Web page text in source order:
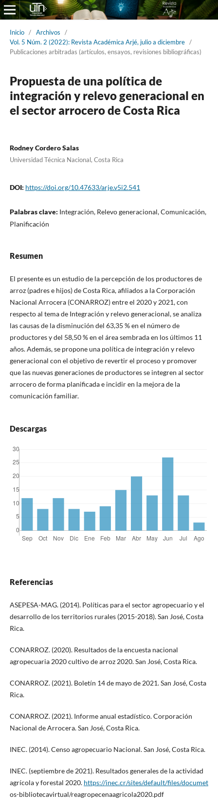
Inicio / Archivos
/
Vol. 5 Núm. 2 (2022): Revista Académica Arjé, julio a diciembre /
Publicaciones arbitradas (artículos, ensayos, revisiones bibliográficas)
Propuesta de una política de
integración y relevo generacional en
el sector arrocero de Costa Rica
Rodney Cordero Salas
Universidad Técnica Nacional, Costa Rica
DOI: https://doi.org/10.47633/arje.v5i2.541
Palabras clave: Integración, Relevo generacional, Comunicación,
Planificación
Resumen
El presente es un estudio de la percepción de los productores de
arroz (padres e hijos) de Costa Rica, afiliados a la Corporación
Nacional Arrocera (CONARROZ) entre el 2020 y 2021, con
respecto al tema de Integración y relevo generacional, se analiza
las causas de la disminución del 63,35 % en el número de
productores y del 58,50 % en el área sembrada en los últimos 11
años. Además, se propone una política de integración y relevo
generacional con el objetivo de revertir el proceso y promover
que las nuevas generaciones de productores se integren al sector
arrocero de forma planificada e incidir en la mejora de la
comunicación familiar.
Descargas
Referencias
ASEPESA-MAG. (2014). Políticas para el sector agropecuario y el
desarrollo de los territorios rurales (2015-2018). San José, Costa
Rica.
CONARROZ. (2020). Resultados de la encuesta nacional
agropecuaria 2020 cultivo de arroz 2020. San José, Costa Rica.
CONARROZ. (2021). Boletín 14 de mayo de 2021. San José, Costa
Rica.
CONARROZ. (2021). Informe anual estadístico. Corporación
Nacional de Arrocera. San José, Costa Rica.
INEC. (2014). Censo agropecuario Nacional. San José, Costa Rica.
INEC. (septiembre de 2021). Resultados generales de la actividad
agrícola y forestal 2020. https://inec.cr/sites/default/files/documet
os-bibliotecavirtual/reagropecenaagricola2020.pdf